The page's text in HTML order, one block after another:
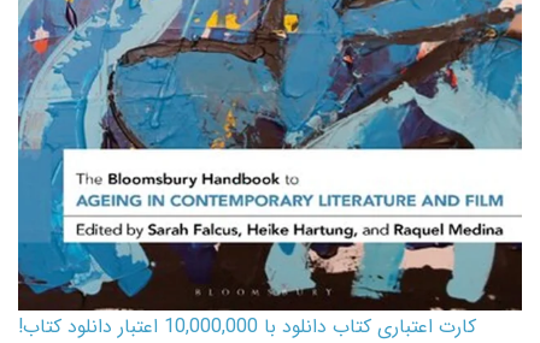
کارت اعتباری کتاب دانلود با 10,000,000 اعتبار دانلود کتاب!